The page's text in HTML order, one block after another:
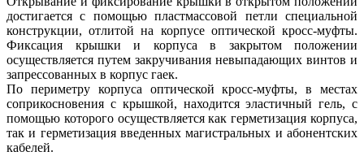
достигается с помощью пластмассовой петли специальной
конструкции, отлитой на корпусе оптической кросс-муфты.
Фиксация крышки и корпуса в закрытом положении
осуществляется путем закручивания невыпадающих винтов и
запрессованных в корпус гаек.
По периметру корпуса оптической кросс-муфты, в местах
соприкосновения с крышкой, находится эластичный гель, с
помощью которого осуществляется как герметизация корпуса,
так и герметизация введенных магистральных и абонентских
кабелей.